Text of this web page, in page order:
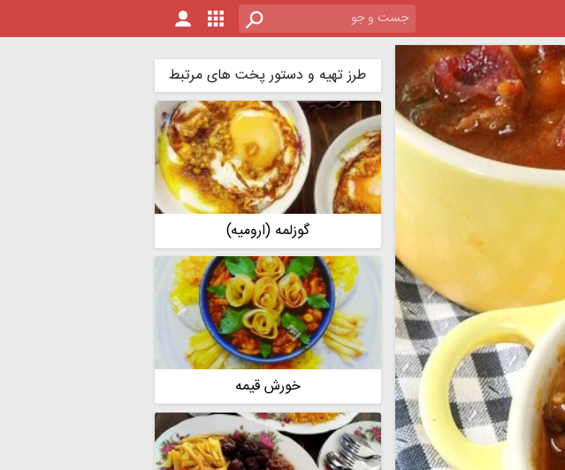
طرز تهیه و دستور پخت های مرتبط
گوزلمه (ارومیه)
خورش قیمه